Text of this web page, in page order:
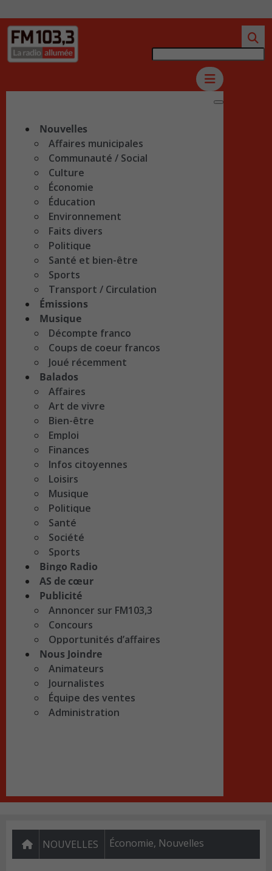
Nouvelles
Affaires municipales
Communauté / Social
Culture
Économie
Éducation
Environnement
Faits divers
Politique
Santé et bien-être
Sports
Transport / Circulation
Émissions
Musique
Décompte franco
Coups de coeur francos
Joué récemment
Balados
Affaires
Art de vivre
Bien-être
Emploi
Finances
Infos citoyennes
Loisirs
Musique
Politique
Santé
Société
Sports
Bingo Radio
AS de cœur
Publicité
Annoncer sur FM103,3
Concours
Opportunités d’affaires
Nous Joindre
Animateurs
Journalistes
Équipe des ventes
Administration
NOUVELLES Économie, Nouvelles